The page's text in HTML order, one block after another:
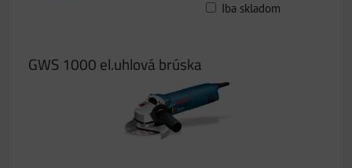
Iba skladom
GWS 1000 el.uhlová brúska